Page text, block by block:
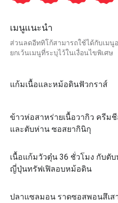
เมนูแนะนำ
ส่วนลดอีททิโก้สามารถใช้ได้กับเมนู
ยกเว้นเมนูที่ระบุไว้ในเงื่อนไขพิเศษ
แก้มเนื้อและหม้อดินฟัวกราส์
ข้าวห่อสาหร่ายเนื้อวากิว ครีม
และตับห่าน ซอสยากินิกุ
เนื้อแก้มวัวตุ๋น 36 ชั่วโมง กับตั
ญี่ปุ่นทรัฟเฟิลอบหม้อดิน
ปลาแซลมอน ราดซอสพอนสึเส